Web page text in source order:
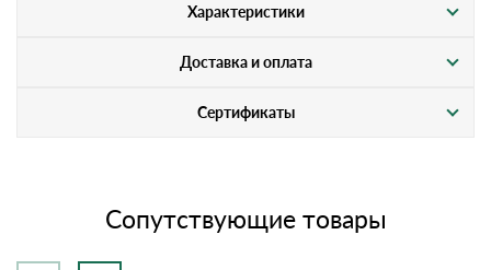
Характеристики
Доставка и оплата
Сертификаты
Сопутствующие товары